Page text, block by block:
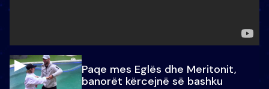
Paqe mes Eglës dhe Meritonit,
banorët kërcejnë së bashku